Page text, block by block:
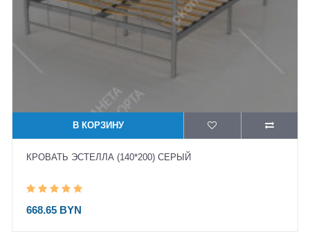
В КОРЗИНУ
КРОВАТЬ ЭСТЕЛЛА (140*200) СЕРЫЙ
668.65 BYN